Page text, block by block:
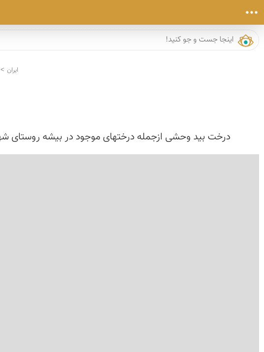
ایران
درخت بید وحشی ازجمله درختهای موجود در بیشه روستای